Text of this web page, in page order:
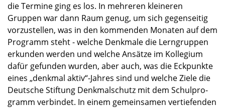
die Termine ging es los. In mehre­ren kleine­ren
Gruppen war dann Raum genug, um sich gegen­sei­tig
vorzu­stel­len, was in den kommen­den Monaten auf dem
Programm steht - welche Denkmale die Lerngrup­pen
erkun­den werden und welche Ansätze im Kolle­gium
dafür gefun­den wurden, aber auch, was die Eckpunkte
eines „denkmal aktiv“-Jahres sind und welche Ziele die
Deutsche Stiftung Denkmal­schutz mit dem Schul­pro­
gramm verbin­det. In einem gemein­sa­men vertie­fen­den